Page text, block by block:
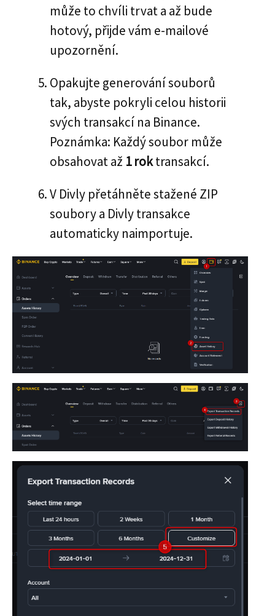
může to chvíli trvat a až bude
hotový, přijde vám e‑mailové
upozornění.
Opakujte generování souborů
tak, abyste pokryli celou historii
svých transakcí na Binance.
Poznámka: Každý soubor může
obsahovat až 1 roktransakcí.
V Divly přetáhněte stažené ZIP
soubory a Divly transakce
automaticky naimportuje.